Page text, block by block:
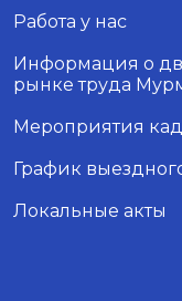
Работа у нас
Информация о
рынке труда
Мероприятия
График
Локальные акты